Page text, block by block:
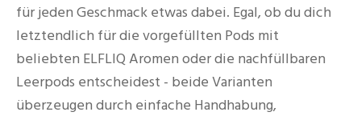
für jeden Geschmack etwas dabei. Egal, ob du dich
letztendlich für die vorgefüllten Pods mit
beliebten ELFLIQ Aromen oder die nachfüllbaren
Leerpods entscheidest - beide Varianten
überzeugen durch einfache Handhabung,